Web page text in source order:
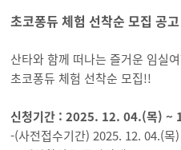
초코퐁듀 체험 선착순 모집 공고
산타와 함께 떠나는 즐거운 임실
초코퐁듀 체험 선착순 모집!!
신청기간 : 2025. 12. 04.(목) ~
-(사전접수기간) 2025. 12. 04.(목